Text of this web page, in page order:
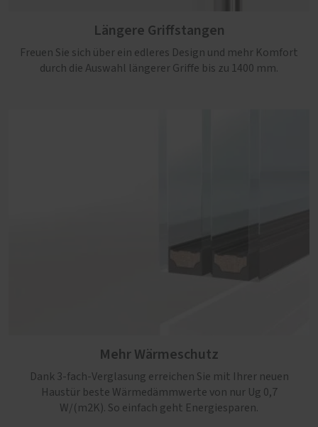
Längere Griffstangen
Freuen Sie sich über ein edleres Design und mehr Komfort
durch die Auswahl längerer Griffe bis zu 1400 mm.
Mehr Wärmeschutz
Dank 3-fach-Verglasung erreichen Sie mit Ihrer neuen
Haustür beste Wärmedämmwerte von nur Ug 0,7
W/(m2K). So einfach geht Energiesparen.